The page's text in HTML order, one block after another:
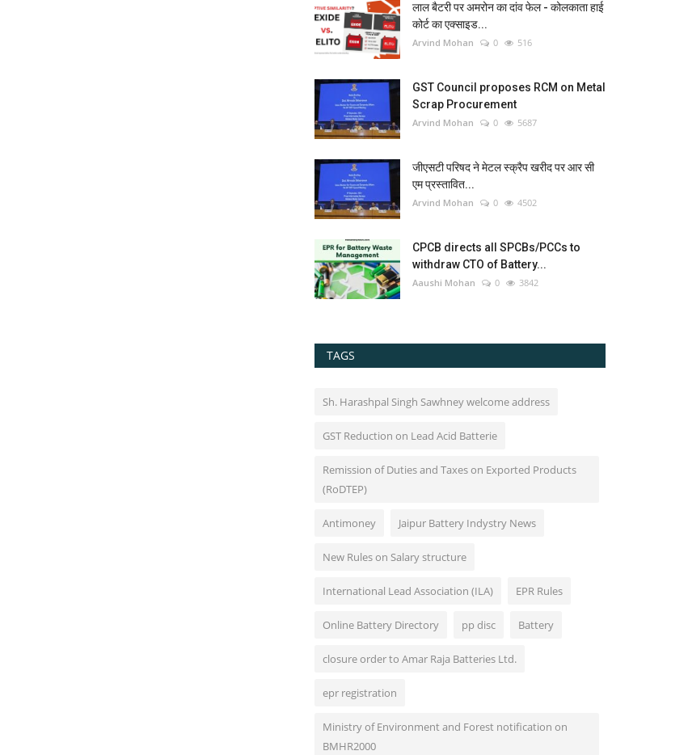
लाल बैटरी पर अमरोन का दांव फेल - कोलकाता हाई
कोर्ट का एक्साइड...
Arvind Mohan 0 516
GST Council proposes RCM on Metal
Scrap Procurement
Arvind Mohan 0 5687
जीएसटी परिषद ने मेटल स्क्रैप खरीद पर आर सी
एम प्रस्तावित...
Arvind Mohan 0 4502
CPCB directs all SPCBs/PCCs to
withdraw CTO of Battery...
Aaushi Mohan 0 3842
TAGS
Sh. Harashpal Singh Sawhney welcome address
GST Reduction on Lead Acid Batterie
Remission of Duties and Taxes on Exported Products
(RoDTEP)
Antimoney Jaipur Battery Indystry News
New Rules on Salary structure
International Lead Association (ILA) EPR Rules
Online Battery Directory pp disc Battery
closure order to Amar Raja Batteries Ltd.
epr registration
Ministry of Environment and Forest notification on
BMHR2000